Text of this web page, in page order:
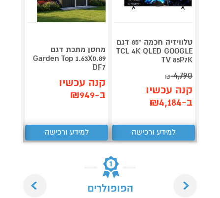
טלוויזיה חכמה "85 דגם
TCL 4K QLED GOOGLE
TV 85P7K
4,790
₪
קנה עכשיו
ב-₪4,184
למידע ורכישה
מחסן מתכת דגם
Garden Top 1.63X0.89
DF7
קנה עכשיו
ב-₪949
למידע ורכישה
הפופולרים